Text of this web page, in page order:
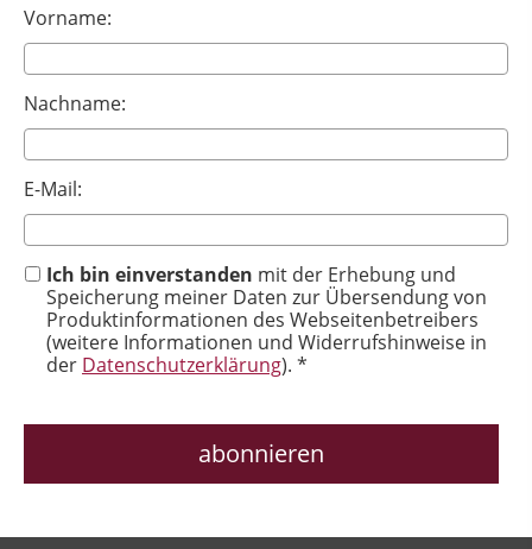
Vorname:
Nachname:
E-Mail:
Ich bin einverstanden mit der Erhebung und
Speicherung meiner Daten zur Übersendung von
Produktinformationen des Webseitenbetreibers
(weitere Informationen und Widerrufshinweise in
der Datenschutzerklärung). *